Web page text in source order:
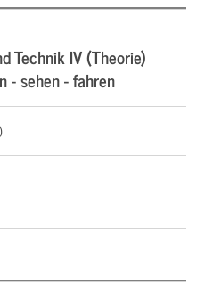
Technik IV (Theorie)
- sehen - fahren